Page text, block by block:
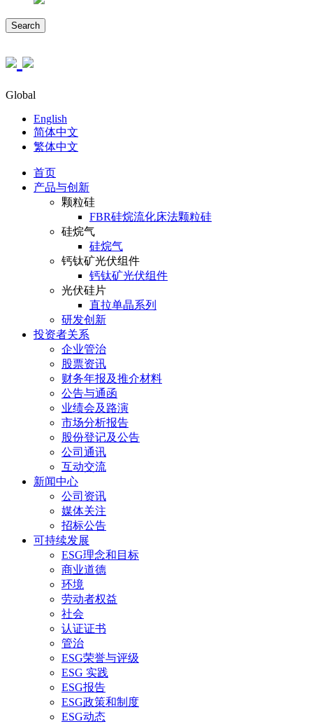
Search
Global
English
简体中文
繁体中文
首页
产品与创新
颗粒硅
FBR硅烷流化床法颗粒硅
硅烷气
硅烷气
钙钛矿光伏组件
钙钛矿光伏组件
光伏硅片
直拉单晶系列
研发创新
投资者关系
企业管治
股票资讯
财务年报及推介材料
公告与通函
业绩会及路演
市场分析报告
股份登记及公告
公司通讯
互动交流
新闻中心
公司资讯
媒体关注
招标公告
可持续发展
ESG理念和目标
商业道德
环境
劳动者权益
社会
认证证书
管治
ESG荣誉与评级
ESG 实践
ESG报告
ESG政策和制度
ESG动态